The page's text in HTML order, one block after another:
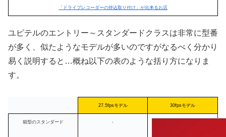
「ドライブレコーダーの持込取り付け」が出来るお店
ユピテルのエントリー～スタンダードクラスは非常に型番
が多く、似たようなモデルが多いのですがなるべく分かり
易く説明すると…概ね以下の表のような括り方になりま
す。
27.5fpsモデル 30fpsモデル
箱型のスタンダード -